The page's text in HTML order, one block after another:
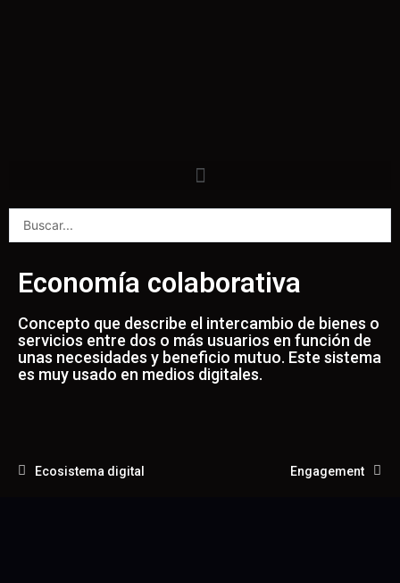
Economía colaborativa
Concepto que describe el intercambio de bienes o
servicios entre dos o más usuarios en función de
unas necesidades y beneficio mutuo. Este sistema
es muy usado en medios digitales.
Ecosistema digital Engagement